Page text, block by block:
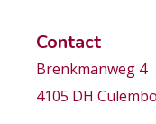
Contact
Brenkmanweg 4
4105 DH